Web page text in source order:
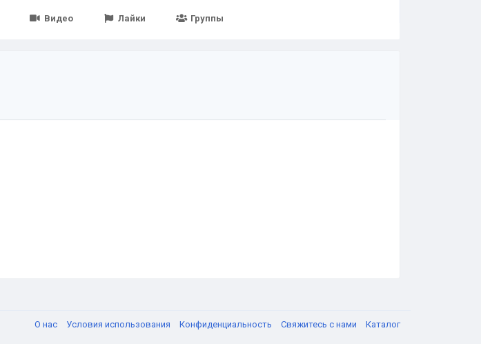
Видео Лайки Группы
О нас Условия использования Конфиденциальность Свяжитесь с нами Каталог